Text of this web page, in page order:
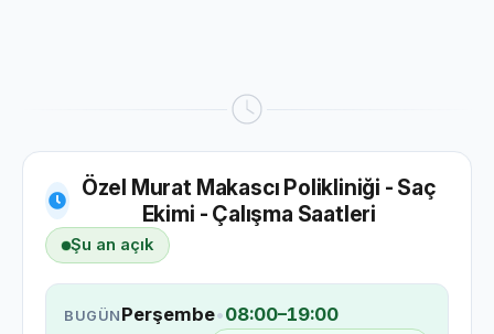
Özel Murat Makascı Polikliniği - Saç
Ekimi - Çalışma Saatleri
Şu an açık
BUGÜN Perşembe•08:00–19:00